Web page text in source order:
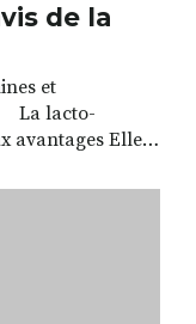
de la
et
La lacto-
avantages Elle
Elle